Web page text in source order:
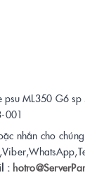
psu ML350 G6
001
nhắn cho
: